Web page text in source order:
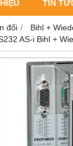
TIN
đổi
Bihl +
AS-i Bihl +